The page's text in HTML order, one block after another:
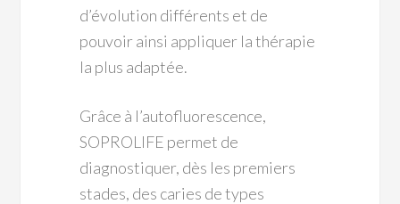
d’évolution différents et de
pouvoir ainsi appliquer la thérapie
la plus adaptée.
Grâce à l’autofluorescence,
SOPROLIFE permet de
diagnostiquer, dès les premiers
stades, des caries de types